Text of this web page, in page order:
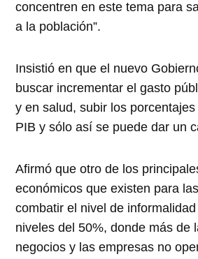
concentren en este tema para
a la población”.
Insistió en que el nuevo
buscar incrementar el gasto
y en salud, subir los porcentajes
PIB y sólo así se puede dar un
Afirmó que otro de los
económicos que existen para
combatir el nivel de
niveles del 50%, donde más de
negocios y las empresas no